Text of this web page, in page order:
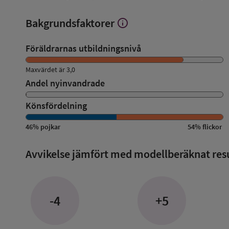
Bakgrundsfaktorer Visa
Bakgrundsfaktorer
info
Föräldrarnas utbildningsnivå
Maxvärdet är 3,0
Andel nyinvandrade
Könsfördelning
46% pojkar 54%flickor
Avvikelse jämfört med modellberäknat
-4 +5